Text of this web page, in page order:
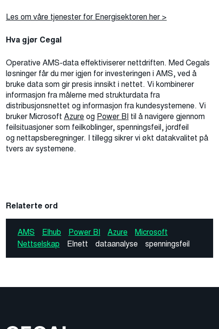
Les om våre tjenester for Energisektoren her >
Hva gjør Cegal
Operative AMS-data effektiviserer nettdriften. Med Cegals
løsninger får du mer igjen for investeringen i AMS, ved å
bruke data som gir presis innsikt i nettet. Vi kombinerer
informasjon fra målerne med strukturdata fra
distribusjonsnettet og informasjon fra kundesystemene. Vi
bruker Microsoft Azure og Power BI til å navigere gjennom
feilsituasjoner som feilkoblinger, spenningsfeil, jordfeil
og nettapsberegninger. I tillegg sikrer vi økt datakvalitet på
tvers av systemene.
Relaterte ord
AMS Elhub Power BI Azure
Microsoft
Nettselskap
Elnett dataanalyse spenningsfeil